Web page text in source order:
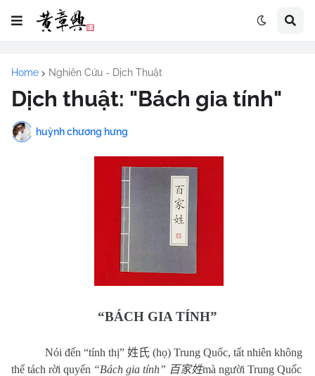
Home Nghiên Cứu - Dịch Thuật
Dịch thuật: "Bách gia tính"
huỳnh chương hưng
“BÁCH GIA TÍNH”
Nói đến “tính thị” 姓氏 (họ) Trung Quốc, tất nhiên không
thể tách rời quyển “Bách gia tính” 百家姓mà người Trung Quốc